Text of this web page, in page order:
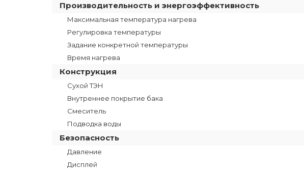
Производительность и энергоэффективность
Максимальная температура нагрева
Регулировка температуры
Задание конкретной температуры
Время нагрева
Конструкция
Сухой ТЭН
Внутреннее покрытие бака
Смеситель
Подводка воды
Безопасность
Давление
Дисплей